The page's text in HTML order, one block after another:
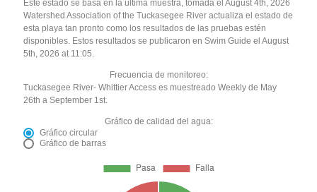
Este estado se basa en la última muestra, tomada el August 4th, 2026
Watershed Association of the Tuckasegee River actualiza el estado de
esta playa tan pronto como los resultados de las pruebas estén
disponibles. Estos resultados se publicaron en Swim Guide el August
5th, 2026 at 11:05.
Frecuencia de monitoreo:
Tuckasegee River- Whittier Access es muestreado Weekly de May
26th a September 1st.
Gráfico de calidad del agua:
Gráfico circular
Gráfico de barras